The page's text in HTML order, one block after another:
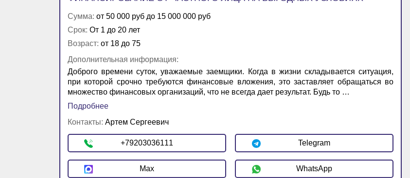
Сумма: от 50 000 руб до 15 000 000 руб
Срок: От 1 до 20 лет
Возраст: от 18 до 75
Дополнительная информация:
Доброго времени суток, уважаемые заемщики. Когда в жизни складывается ситуация,
при которой срочно требуются финансовые вложения, это заставляет обращаться во
множество финансовых организаций, что не всегда дает результат. Будь то …
Подробнее
Контакты: Артем Сергеевич
+79203036111 Telegram
Max WhatsApp